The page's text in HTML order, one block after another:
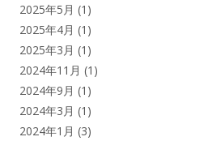
2025年5月 (1)
2025年4月 (1)
2025年3月 (1)
2024年11月 (1)
2024年9月 (1)
2024年3月 (1)
2024年1月 (3)